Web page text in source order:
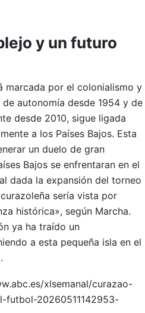
y un futuro
marcada por el colonialismo y
autonomía desde 1954 y de
desde 2010, sigue ligada
a los Países Bajos. Esta
un duelo de gran
Bajos se enfrentaran en el
dada la expansión del torneo
sería vista por
histórica», según Marcha.
ya ha traído un
a esta pequeña isla en el
xlsemanal/curazao-
futbol-20260511142953-